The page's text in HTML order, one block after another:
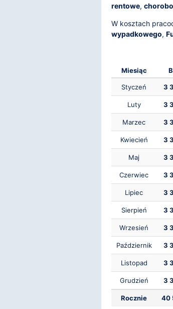
rentowe,
W kosztach
wypadkowego,
Miesiąc
Styczeń 3
Luty 3
Marzec 3
Kwiecień 3
Maj 3
Czerwiec 3
Lipiec 3
Sierpień 3
Wrzesień 3
Październik 3
Listopad 3
Grudzień 3
Rocznie 40